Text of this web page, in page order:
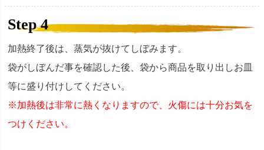
Step 4
加熱終了後は、蒸気が抜けてしぼみます。
袋がしぼんだ事を確認した後、袋から商品を取り出しお皿
等に盛り付けしてください。
※加熱後は非常に熱くなりますので、火傷には十分お気を
つけください。